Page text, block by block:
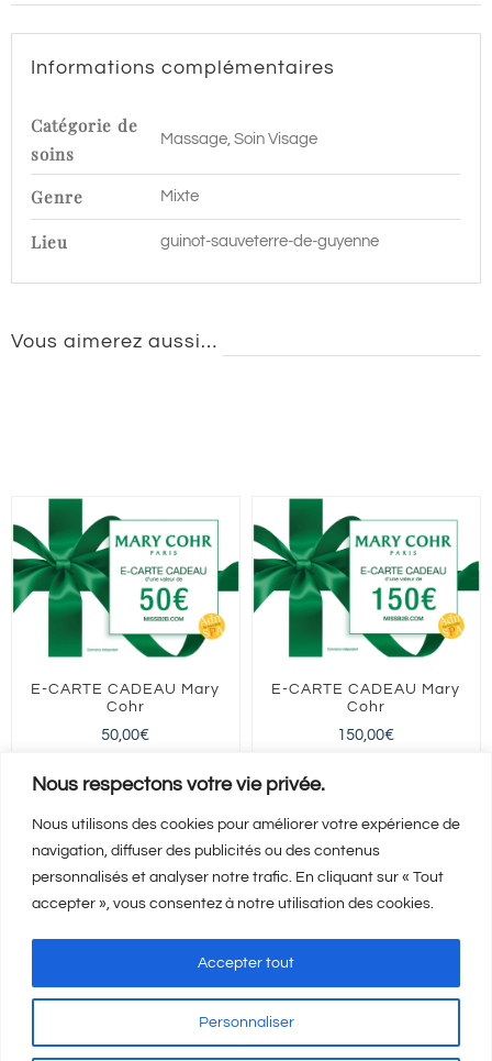
Nous respectons votre vie privée.
Nous utilisons des cookies pour améliorer votre expérience de
navigation, diffuser des publicités ou des contenus
personnalisés et analyser notre trafic. En cliquant sur « Tout
accepter », vous consentez à notre utilisation des cookies.
Personnaliser
Accepter tout
Sauveterre
Guyenne
Informations complémentaires
Catégorie de
soins
Massage, Soin Visage
Genre Mixte
Lieu guinot-sauveterre-de-guyenne
Vous aimerez aussi…
E-CARTE CADEAU Mary
Cohr
50,00€
FRANCE entière
Ajouter au panier
Détails
E-CARTE CADEAU Mary
Cohr
150,00€
Ajouter au panier
Détails